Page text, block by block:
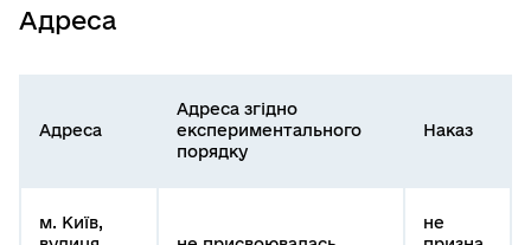
Адреса
Адреса
Адреса згідно
експериментального
порядку
Наказ
м. Київ,
не